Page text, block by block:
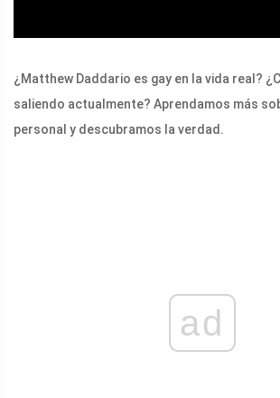
¿Matthew Daddario es gay en la vida real?
saliendo actualmente? Aprendamos más
personal y descubramos la verdad.
ad